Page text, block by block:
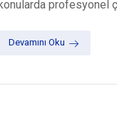
profesyonel
Devamını Oku